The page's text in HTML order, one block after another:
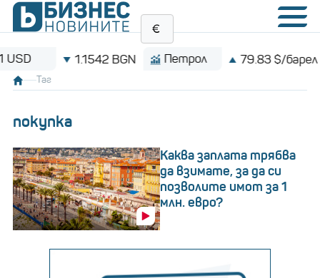
1.1542 BGN Петрол 79.83 $/барел
Таг
покупка
Каква заплата трябва
да взимате, за да си
позволите имот за 1
млн. евро?